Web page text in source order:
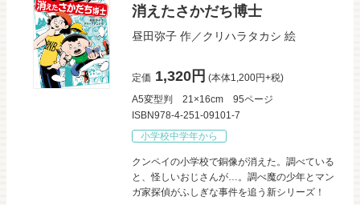
消えたさかだち博士
昼田弥子 作／クリハラタカシ 絵
定価 1,320円 (本体1,200円+税)
A5変型判
21×16cm
95ページ
ISBN978-4-251-09101-7
小学校中学年から
クンペイの小学校で銅像が消えた。調べている
と、怪しいおじさんが…。調べ魔の少年とマン
ガ家探偵がふしぎな事件を追う新シリーズ！